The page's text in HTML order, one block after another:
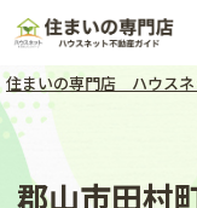
住まいの専門店 ハウスネ
郡山市田